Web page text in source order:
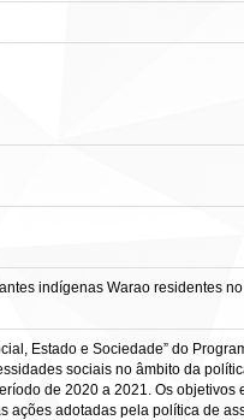
indígenas Warao residentes
Estado e Sociedade” do
sociais no âmbito da
de 2020 a 2021. Os
adotadas pela política de